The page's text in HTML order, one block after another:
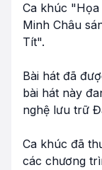
Ca khúc
Minh Châu
Tít".
Bài hát đã
bài hát này
nghệ lưu trữ
Ca khúc đã
các chương